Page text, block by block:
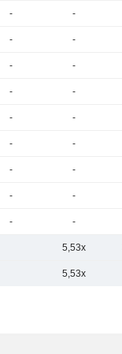
- -
- -
- -
- -
- -
- -
- -
- -
- -
5,53x
5,53x